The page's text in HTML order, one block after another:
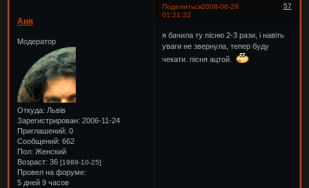
Поделиться 57
2008-06-28
01:21:32
Аня
Модератор
Откуда: Львів
Зарегистрирован: 2006-11-24
Приглашений: 0
Сообщений: 662
Пол: Женский
Возраст: 36[1989-10-25]
Провел на форуме:
5 дней 9 часов
я бачила ту пісню 2-3 рази, і навіть
уваги не звернула, тепер буду
чекати. пісня ацтой.